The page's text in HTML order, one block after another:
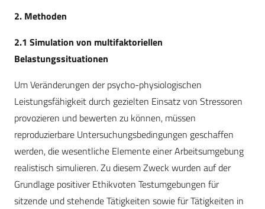
2. Methoden
2.1 Simulation von multifaktoriellen
Belastungssituationen
Um Veränderungen der psycho-physiologischen
Leistungsfähigkeit durch gezielten Einsatz von Stressoren
provozieren und bewerten zu können, müssen
reproduzierbare Untersuchungsbedingungen geschaffen
werden, die wesentliche Elemente einer Arbeitsumgebung
realistisch simulieren. Zu diesem Zweck wurden auf der
Grundlage positiver Ethikvoten Testumgebungen für
sitzende und stehende Tätigkeiten sowie für Tätigkeiten in